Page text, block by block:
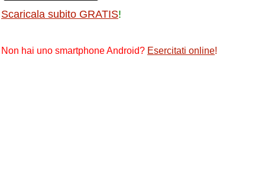
Scaricala subito GRATIS!
Non hai uno smartphone Android? Esercitati online!